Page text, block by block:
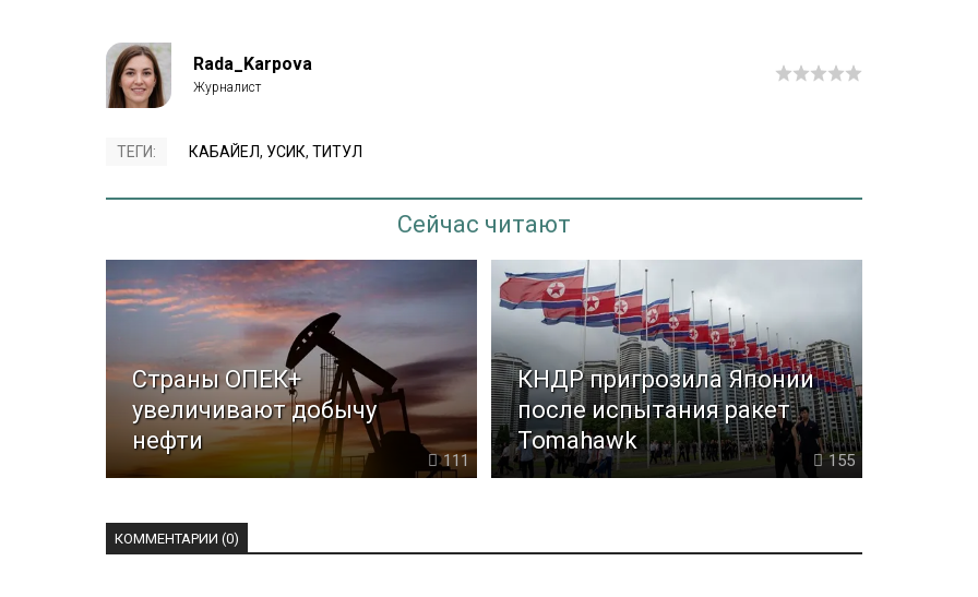
Rada_Karpova
ТЕГИ: КАБАЙЕЛ, УСИК, ТИТУЛ
Сейчас читают
Страны ОПЕК+
увеличивают добычу
нефти
111
КНДР пригрозила Японии
после испытания ракет
Tomahawk
155
КОММЕНТАРИИ (0)